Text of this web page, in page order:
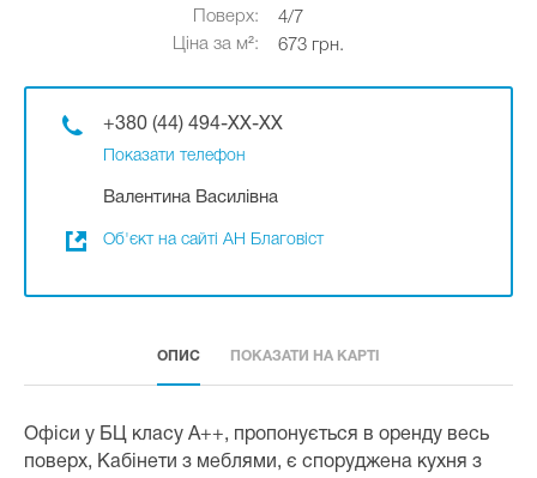
Поверх:
4/7
Ціна за м²:
673 грн.
+380 (44) 494-XX-XX
Показати телефон
Валентина Василівна
Об'єкт на сайті АН Благовіст
ОПИС ПОКАЗАТИ НА КАРТІ
Офіси у БЦ класу А++, пропонується в оренду весь
поверх, Кабінети з меблями, є споруджена кухня з